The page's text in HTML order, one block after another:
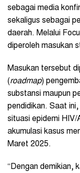
sebagai media
sekaligus sebagai
daerah. Melalui
diperoleh masukan
Masukan tersebut
(roadmap)
substansi maupun
pendidikan. Saat
situasi epidemi HIV/
akumulasi kasus
Maret 2025.
“Dengan demikian,